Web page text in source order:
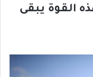
القوة يبقى